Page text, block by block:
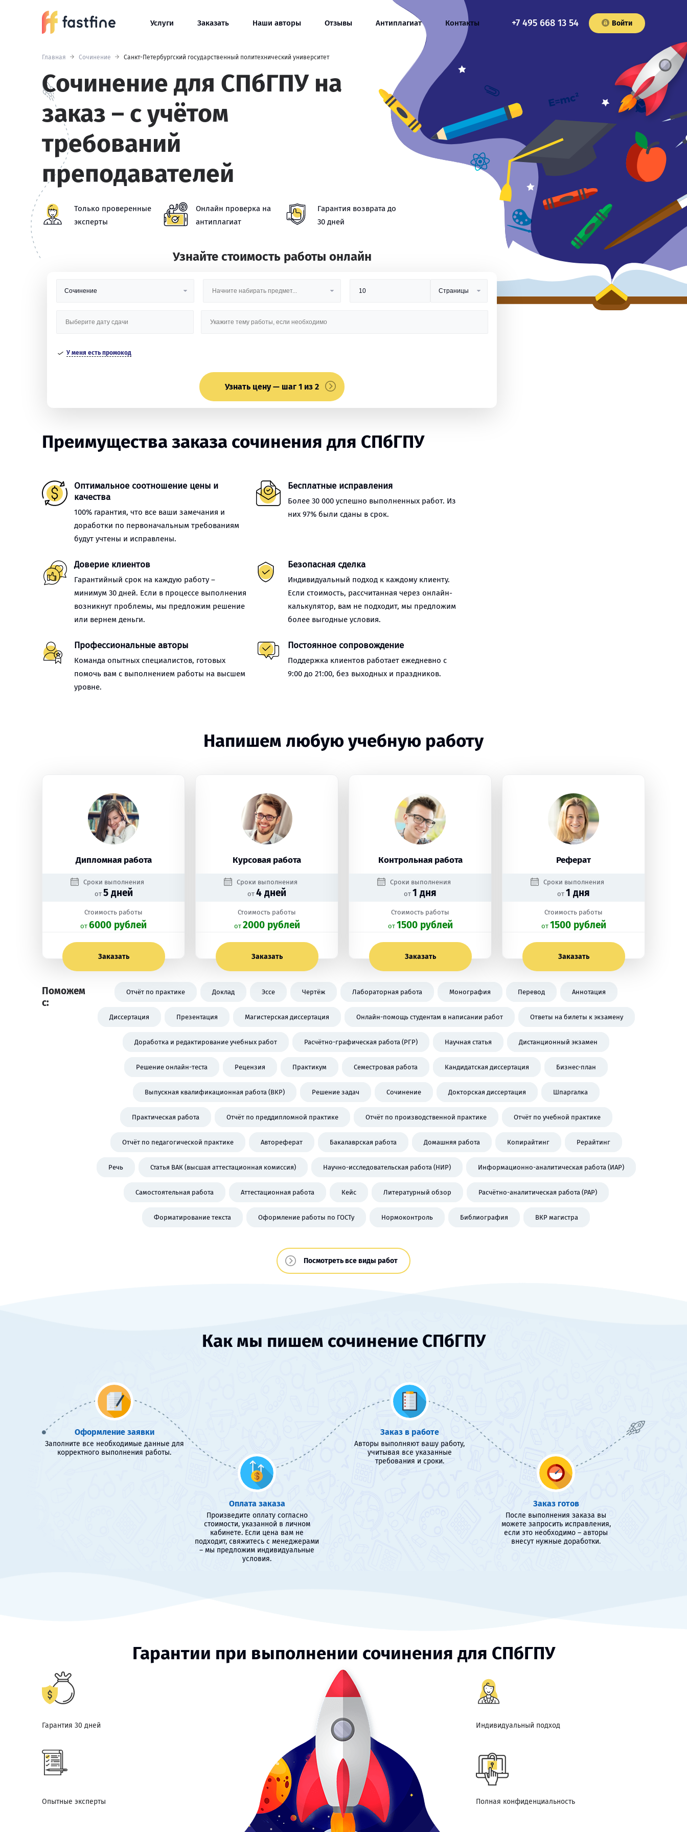
Услуги Заказать Наши авторы Отзывы Антиплагиат Контакты +7 495 668 13 54 Войти
Главная Сочинение Санкт-Петербургский государственный политехнический университет
Сочинение для СПбГПУ на
заказ – с учётом
требований
преподавателей
Только проверенные
эксперты
Онлайн проверка на
антиплагиат
Гарантия возврата до
30 дней
Узнайте стоимость работы онлайн
У меня есть промокод
Узнать цену — шаг 1 из 2
Преимущества заказа сочинения для СПбГПУ
Оптимальное соотношение цены и
качества
100% гарантия, что все ваши замечания и
доработки по первоначальным требованиям
будут учтены и исправлены.
Бесплатные исправления
Более 30 000 успешно выполненных работ. Из
них 97% были сданы в срок.
Доверие клиентов
Гарантийный срок на каждую работу –
минимум 30 дней. Если в процессе выполнения
возникнут проблемы, мы предложим решение
или вернем деньги.
Безопасная сделка
Индивидуальный подход к каждому клиенту.
Если стоимость, рассчитанная через онлайн-
калькулятор, вам не подходит, мы предложим
более выгодные условия.
Профессиональные авторы
Команда опытных специалистов, готовых
помочь вам с выполнением работы на высшем
уровне.
Постоянное сопровождение
Поддержка клиентов работает ежедневно с
9:00 до 21:00, без выходных и праздников.
Напишем любую учебную работу
Дипломная работа
Сроки выполнения
от 5 дней
Стоимость работы
oт 6000 рублей
Заказать
Курсовая работа
Сроки выполнения
от 4 дней
Стоимость работы
oт 2000 рублей
Заказать
Контрольная работа
Сроки выполнения
от 1 дня
Стоимость работы
oт 1500 рублей
Заказать
Реферат
Сроки выполнения
от 1 дня
Стоимость работы
oт 1500 рублей
Заказать
Поможем
с:
Отчёт по практике Доклад Эссе Чертёж Лабораторная работа Монография Перевод Аннотация
Диссертация Презентация Магистерская диссертация Онлайн-помощь студентам в написании работ Ответы на билеты к экзамену
Доработка и редактирование учебных работ Расчётно-графическая работа (РГР) Научная статья Дистанционный экзамен
Решение онлайн-теста Рецензия Практикум Семестровая работа Кандидатская диссертация Бизнес-план
Выпускная квалификационная работа (ВКР) Решение задач Сочинение Докторская диссертация Шпаргалка
Практическая работа Отчёт по преддипломной практике Отчёт по производственной практике Отчёт по учебной практике
Отчёт по педагогической практике Автореферат Бакалаврская работа Домашняя работа Копирайтинг Рерайтинг
Речь Статья ВАК (высшая аттестационная комиссия) Научно-исследовательская работа (НИР) Информационно-аналитическая работа (ИАР)
Самостоятельная работа Аттестационная работа Кейс Литературный обзор Расчётно-аналитическая работа (РАР)
Форматирование текста Оформление работы по ГОСТу Нормоконтроль Библиография ВКР магистра
Посмотреть все виды работ
Как мы пишем сочинение СПбГПУ
Оформление заявки
Заполните все необходимые данные для
корректного выполнения работы.
Оплата заказа
Произведите оплату согласно
стоимости, указанной в личном
кабинете. Если цена вам не
подходит, свяжитесь с менеджерами
– мы предложим индивидуальные
условия.
Заказ в работе
Авторы выполняют вашу работу,
учитывая все указанные
требования и сроки.
Заказ готов
После выполнения заказа вы
можете запросить исправления,
если это необходимо – авторы
внесут нужные доработки.
Гарантии при выполнении сочинения для СПбГПУ
Гарантия 30 дней Индивидуальный подход
Опытные эксперты Полная конфиденциальность